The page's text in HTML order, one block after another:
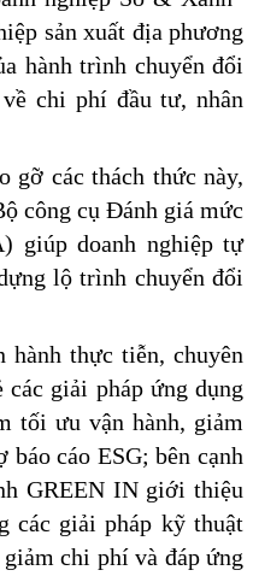
sản xuất địa phương
hành trình chuyển đổi
chi phí đầu tư, nhân
gỡ các thách thức này,
công cụ Đánh giá mức
giúp doanh nghiệp tự
lộ trình chuyển đổi
thực tiễn, chuyên
giải pháp ứng dụng
tối ưu vận hành, giảm
cáo ESG; bên cạnh
GREEN IN giới thiệu
các giải pháp kỹ thuật
chi phí và đáp ứng